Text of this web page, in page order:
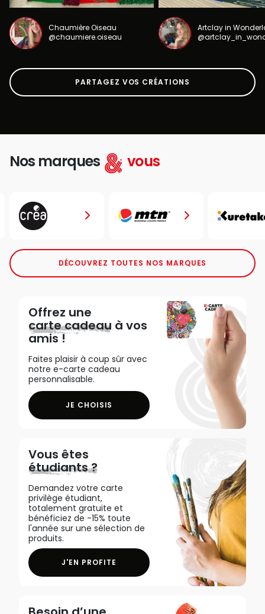
Chaumière Oiseau
@chaumiere.oiseau
Artclay in
PARTAGEZ VOS CRÉATIONS
Nos marques vous
DÉCOUVREZ TOUTES NOS MARQUES
Offrez une
carte cadeau à vos
amis !
Faites plaisir à coup sûr avec
notre e-carte cadeau
personnalisable.
JE CHOISIS
Vous êtes
étudiants ?
Demandez votre carte
privilège étudiant,
totalement gratuite et
bénéficiez de -15% toute
l'année sur une sélection de
produits.
J'EN PROFITE